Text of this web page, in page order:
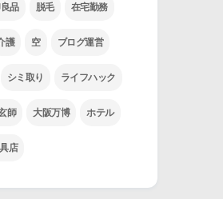
品 脱毛 在宅勤務
護 空 ブログ運営
シミ取り ライフハック
師 大阪万博 ホテル
店